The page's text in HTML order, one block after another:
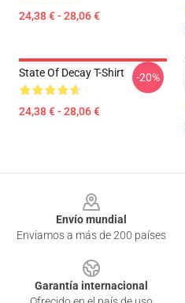
24,38 € - 28,06 €
State Of Decay T-Shirt
24,38 € - 28,06 €
-20%
Envío mundial
Enviamos a más de 200 países
Garantía internacional